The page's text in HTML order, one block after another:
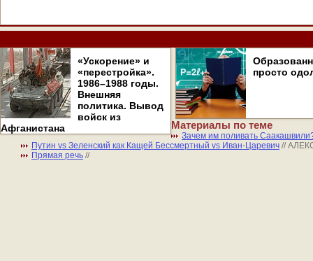
«Ускорение» и
«перестройка».
1986–1988 годы.
Внешняя
политика. Вывод
войск из
Афганистана
просто
Материалы по теме
Зачем им поливать
Путин vs Зеленский как Кащей Бессмертный vs Иван-Царевич //
Прямая речь //